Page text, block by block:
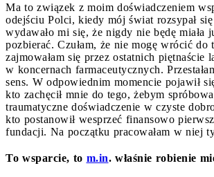
Ma to związek z moim doświadczeniem
odejściu Polci, kiedy mój świat rozsypał
wydawało mi się, że nigdy nie będę miała
pozbierać. Czułam, że nie mogę wrócić do
zajmowałam się przez ostatnich piętnaście
w koncernach farmaceutycznych.
sens. W odpowiednim momencie pojawił
kto zachęcił mnie do tego, żebym
traumatyczne doświadczenie w czyste
kto postanowił wesprzeć finansowo
fundacji. Na początku pracowałam w niej
To wsparcie, to m.in. właśnie robienie